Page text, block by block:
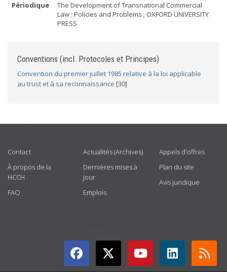
Périodique
The Development of Transnational Commercial
Law : Policies and Problems ; OXFORD UNIVERSITY
PRESS
Conventions (incl. Protocoles et Principes)
Convention du premier juillet 1985 relative à la loi applicable
au trust et à sa reconnaissance [30]
Contact
À propos de la
HCCH
FAQ
Actualités (Archives)
Dernières mises à
jour
Emplois
Appels d'offres
Plan du site
Avis juridique